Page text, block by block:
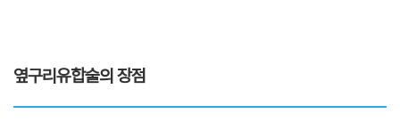
옆구리유합술의 장점